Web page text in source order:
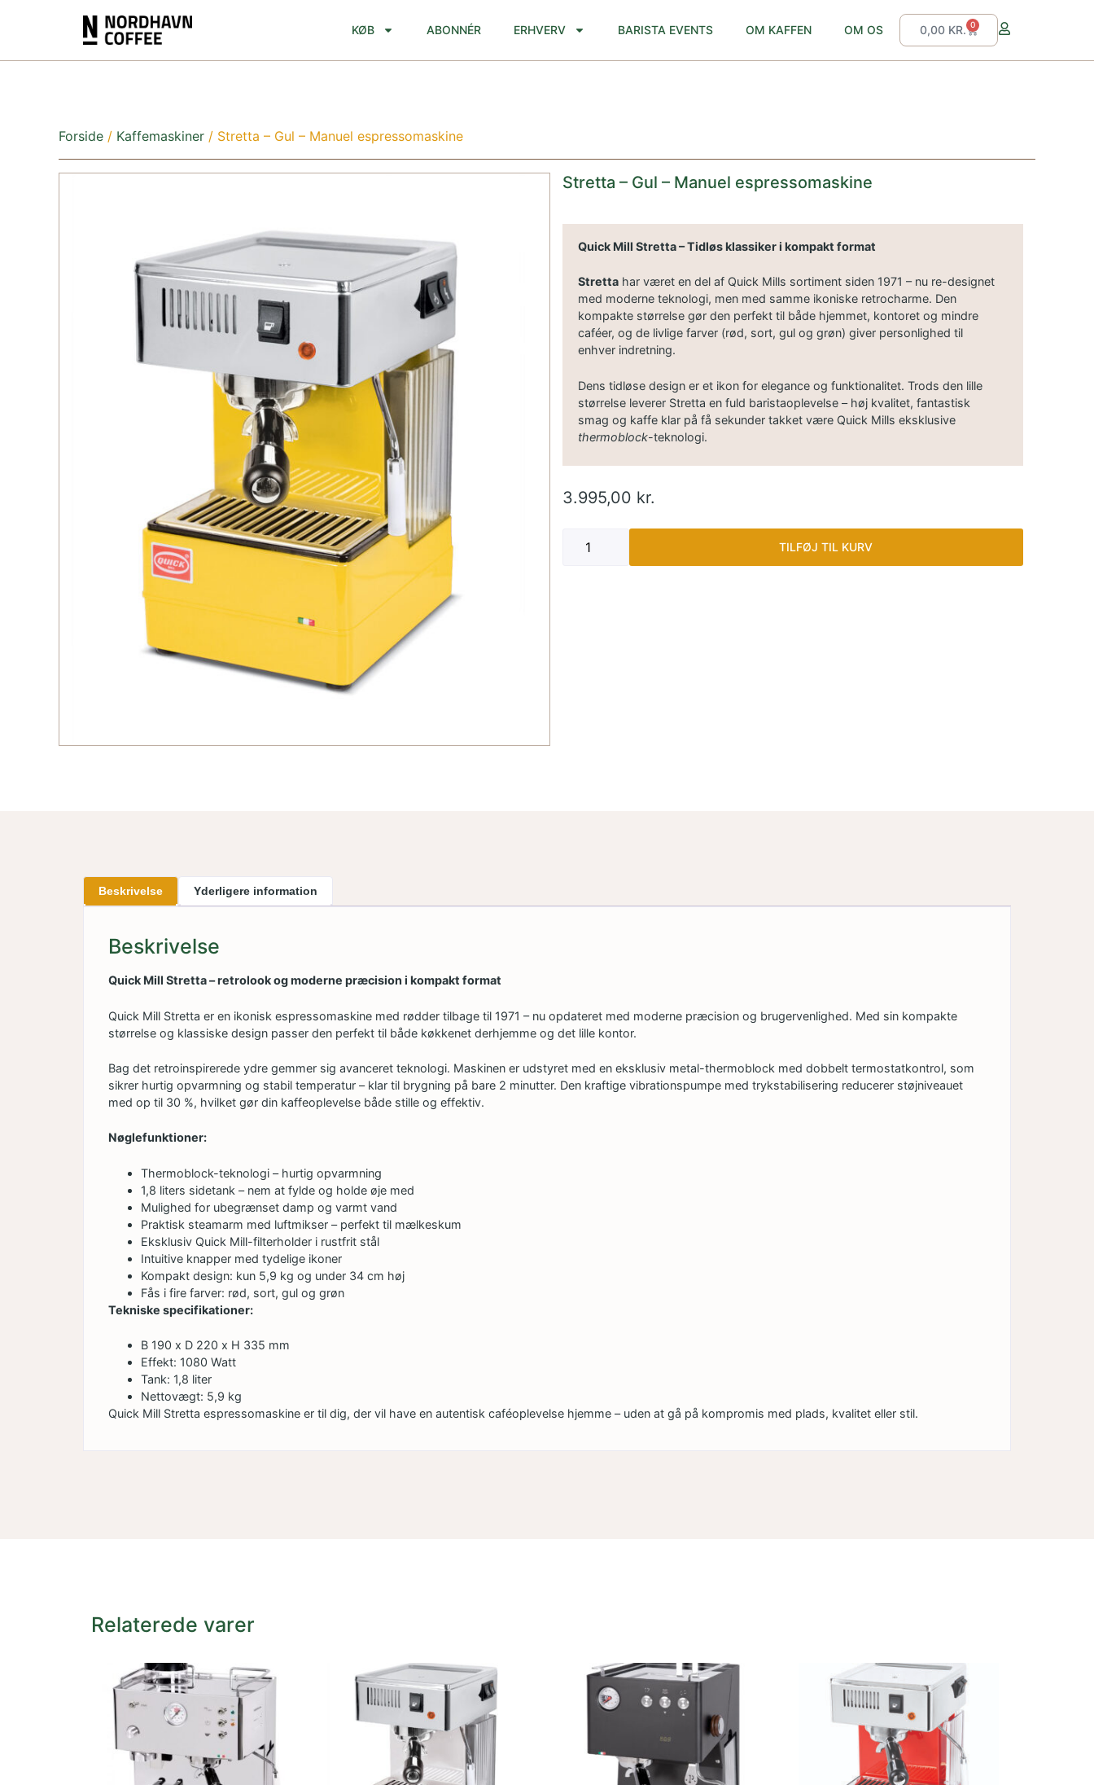
KØB ABONNÉR ERHVERV BARISTA EVENTS OM KAFFEN OM OS 0,00 KR. 0
Forside / Kaffemaskiner / Stretta – Gul – Manuel espressomaskine
Stretta – Gul – Manuel espressomaskine
Quick Mill Stretta – Tidløs klassiker i kompakt format
Stretta har været en del af Quick Mills sortiment siden 1971 – nu re-designet
med moderne teknologi, men med samme ikoniske retrocharme. Den
kompakte størrelse gør den perfekt til både hjemmet, kontoret og mindre
caféer, og de livlige farver (rød, sort, gul og grøn) giver personlighed til
enhver indretning.
Dens tidløse design er et ikon for elegance og funktionalitet. Trods den lille
størrelse leverer Stretta en fuld baristaoplevelse – høj kvalitet, fantastisk
smag og kaffe klar på få sekunder takket være Quick Mills eksklusive
thermoblock-teknologi.
3.995,00 kr.
TILFØJ TIL KURV
Beskrivelse Yderligere information
Beskrivelse
Quick Mill Stretta – retrolook og moderne præcision i kompakt format
Quick Mill Stretta er en ikonisk espressomaskine med rødder tilbage til 1971 – nu opdateret med moderne præcision og brugervenlighed. Med sin kompakte
størrelse og klassiske design passer den perfekt til både køkkenet derhjemme og det lille kontor.
Bag det retroinspirerede ydre gemmer sig avanceret teknologi. Maskinen er udstyret med en eksklusiv metal-thermoblock med dobbelt termostatkontrol, som
sikrer hurtig opvarmning og stabil temperatur – klar til brygning på bare 2 minutter. Den kraftige vibrationspumpe med trykstabilisering reducerer støjniveauet
med op til 30 %, hvilket gør din kaffeoplevelse både stille og effektiv.
Nøglefunktioner:
Thermoblock-teknologi – hurtig opvarmning
1,8 liters sidetank – nem at fylde og holde øje med
Mulighed for ubegrænset damp og varmt vand
Praktisk steamarm med luftmikser – perfekt til mælkeskum
Eksklusiv Quick Mill-filterholder i rustfrit stål
Intuitive knapper med tydelige ikoner
Kompakt design: kun 5,9 kg og under 34 cm høj
Fås i fire farver: rød, sort, gul og grøn
Tekniske specifikationer:
B 190 x D 220 x H 335 mm
Effekt: 1080 Watt
Tank: 1,8 liter
Nettovægt: 5,9 kg
Quick Mill Stretta espressomaskine er til dig, der vil have en autentisk caféoplevelse hjemme – uden at gå på kompromis med plads, kvalitet eller stil.
Relaterede varer